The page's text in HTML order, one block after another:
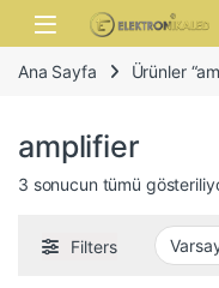
Skip to navigation
Skip to content
Open
Ana Sayfa Ürünler
amplifier
3 sonucun tümü
Filters